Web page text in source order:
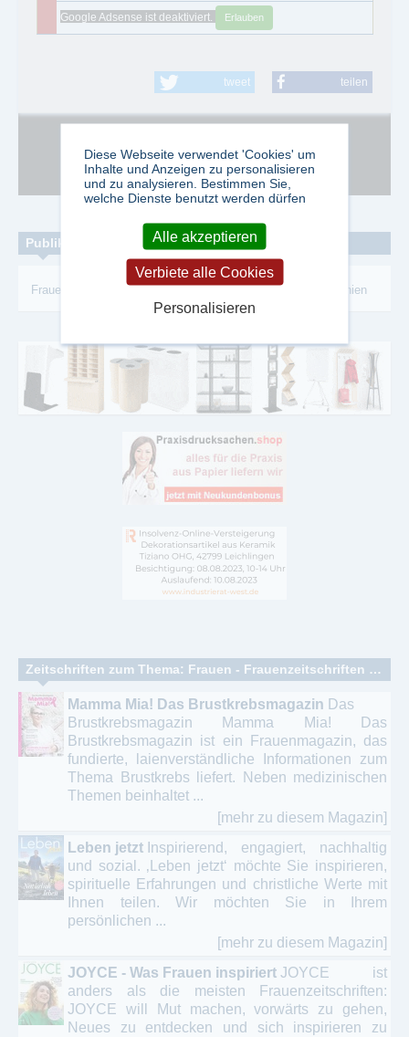
Google Adsense ist deaktiviert. Erlauben
tweet teilen
Google Adsense ist deaktiviert. Erlauben
Publikationen zum Thema:
Frauenkulturzeitschrift-Spurensuche-Kreativität Biographien
Zeitschriften zum Thema: Frauen - Frauenzeitschriften – Lifestyle Magazine
Mamma Mia! Das Brustkrebsmagazin Das
Brustkrebsmagazin Mamma Mia! Das
Brustkrebsmagazin ist ein Frauenmagazin, das
fundierte, laienverständliche Informationen zum
Thema Brustkrebs liefert. Neben medizinischen
Themen beinhaltet ...
[mehr zu diesem Magazin]
Leben jetzt Inspirierend, engagiert, nachhaltig
und sozial. ‚Leben jetzt‘ möchte Sie inspirieren,
spirituelle Erfahrungen und christliche Werte mit
Ihnen teilen. Wir möchten Sie in Ihrem
persönlichen ...
[mehr zu diesem Magazin]
JOYCE - Was Frauen inspiriert JOYCE ist
anders als die meisten Frauenzeitschriften:
JOYCE will Mut machen, vorwärts zu gehen,
Neues zu entdecken und sich inspirieren zu
Diese Webseite verwendet 'Cookies' um
Inhalte und Anzeigen zu personalisieren
und zu analysieren. Bestimmen Sie,
welche Dienste benutzt werden dürfen
Alle akzeptieren
Verbiete alle Cookies
Personalisieren